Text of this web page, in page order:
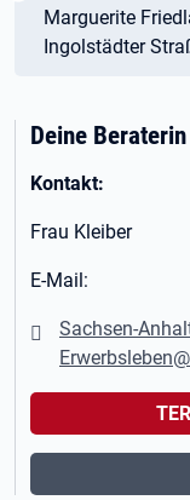
Marguerite
Ingolstädter
Deine
Kontakt:
Frau Kleiber
E-Mail:
Sachsen-